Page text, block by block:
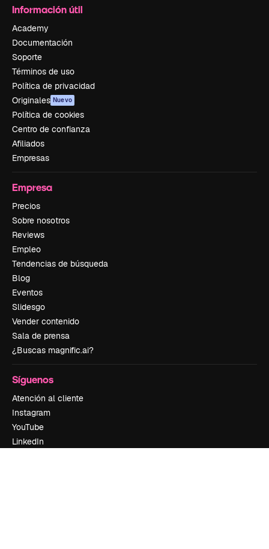
Información útil
Academy
Documentación
Soporte
Términos de uso
Política de privacidad
Originales Nuevo
Política de cookies
Centro de confianza
Afiliados
Empresas
Empresa
Precios
Sobre nosotros
Reviews
Empleo
Tendencias de búsqueda
Blog
Eventos
Slidesgo
Vender contenido
Sala de prensa
¿Buscas magnific.ai?
Síguenos
Atención al cliente
Instagram
YouTube
LinkedIn